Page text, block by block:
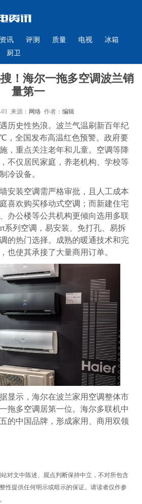
资讯 评测 质量 电视
冰箱
厨卫
！海尔一拖多空调波兰销
量第一
来源： 网络作者： 编辑
历史性热浪。波兰气温刷新百年纪
，全国发布高温红色预警。政府要
，重点关注老年和儿童。 空调等降
不仅居民家庭，养老机构、学校等
冷设备。
安装空调需严格审批，且人工成本
喜欢购买移动式空调 ；而新建住宅
办公楼等公共机构更倾向选用多联
系列 空调 ，易安装、免打孔、易拆
的热门选择。成熟的暖通技术和完
也使其承接了大量商用订单。
显示，海尔在波兰家用 空调整体市
拖多空调 居第一位。海尔多联机中
的中国品牌，形成家用、商用双领
对文中陈述、观点判断保持中立，不对所包含
性提供任何明示或暗示的保证。请读者仅作参